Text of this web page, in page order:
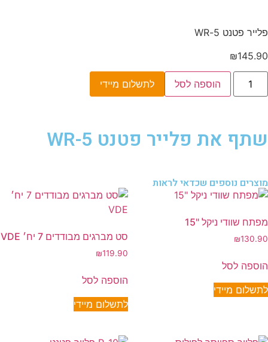
פלייר פטנט 5-WR
₪145.90
הוספה לסל לתשלום מיידי
שתף את פלייר פטנט 5-WR
מוצרים נוספים שכדאי לראות
מפתח שוודי ניקל "15
₪130.90
הוספה לסל
לתשלום מיידי
סט מברגים מבודדים 7 יח׳ VDE
₪119.90
הוספה לסל
לתשלום מיידי